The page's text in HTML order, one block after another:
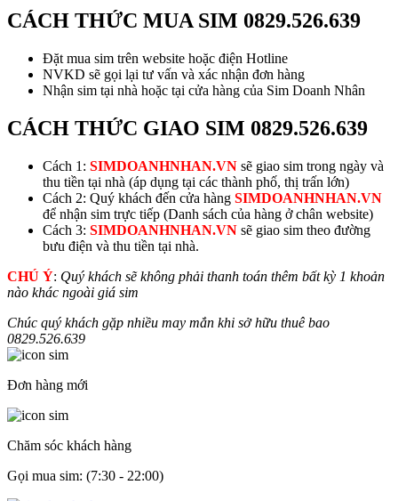
CÁCH THỨC MUA SIM 0829.526.639
Đặt mua sim trên website hoặc điện Hotline
NVKD sẽ gọi lại tư vấn và xác nhận đơn hàng
Nhận sim tại nhà hoặc tại cửa hàng của Sim Doanh Nhân
CÁCH THỨC GIAO SIM 0829.526.639
Cách 1: SIMDOANHNHAN.VN sẽ giao sim trong ngày và
thu tiền tại nhà (áp dụng tại các thành phố, thị trấn lớn)
Cách 2: Quý khách đến cửa hàng SIMDOANHNHAN.VN
để nhận sim trực tiếp (Danh sách của hàng ở chân website)
Cách 3: SIMDOANHNHAN.VN sẽ giao sim theo đường
bưu điện và thu tiền tại nhà.
CHÚ Ý: Quý khách sẽ không phải thanh toán thêm bất kỳ 1 khoản
nào khác ngoài giá sim
Chúc quý khách gặp nhiều may mắn khi sở hữu thuê bao
0829.526.639
Đơn hàng mới
Chăm sóc khách hàng
Gọi mua sim: (7:30 - 22:00)